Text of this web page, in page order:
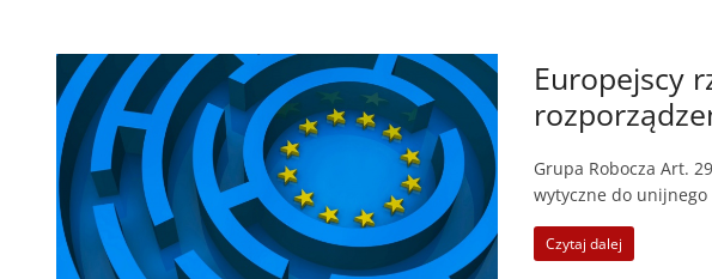
Europejscy
Grupa Robocza Art.
wytyczne do unijnego
Czytaj dalej